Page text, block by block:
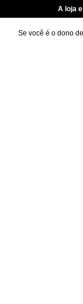
A loja
Se você é o dono